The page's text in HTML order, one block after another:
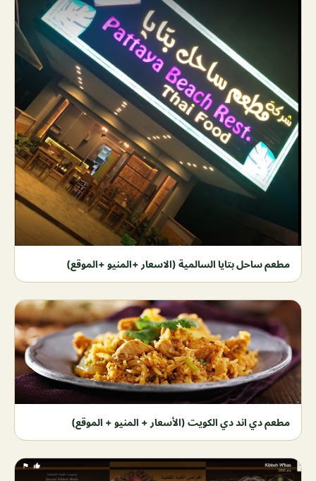
مطعم ساحل بتايا السالمية (الاسعار +المنيو +الموقع)
مطعم دي اند دي الكويت (الأسعار + المنيو + الموقع)